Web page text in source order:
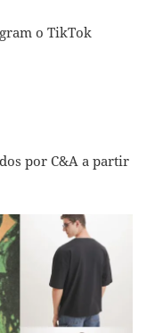
o TikTok
por C&A a partir